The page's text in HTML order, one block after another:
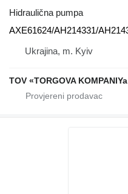
Hidraulična pumpa
AXE61624/AH214331/
Ukrajina, m. Kyiv
TOV «TORGOVA